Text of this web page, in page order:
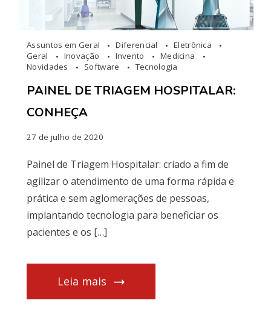
Assuntos em Geral Diferencial
Eletrônica
Geral
Inovação Invento
Medicina
Novidades
Software Tecnologia
PAINEL DE TRIAGEM HOSPITALAR:
CONHEÇA
27 de julho de 2020
Painel de Triagem Hospitalar: criado a fim de
agilizar o atendimento de uma forma rápida e
prática e sem aglomerações de pessoas,
implantando tecnologia para beneficiar os
pacientes e os […]
Leia mais